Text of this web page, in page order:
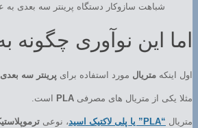
شباهت سازوکار دستگاه پرینتر سه بعدی به
اما این نوآوری
اول اینکه متریال مورد استفاده برای پرینتر سه بعدی
مثلا یکی از متریال های مصرفی PLA است.
متریال “PLA” یا پلی لاکتیک اسید ، نوعی